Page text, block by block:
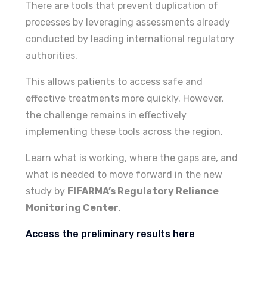
There are tools that prevent duplication of
processes by leveraging assessments already
conducted by leading international regulatory
authorities.
This allows patients to access safe and
effective treatments more quickly. However,
the challenge remains in effectively
implementing these tools across the region.
Learn what is working, where the gaps are, and
what is needed to move forward in the new
study by FIFARMA’s Regulatory Reliance
Monitoring Center.
Access the preliminary results here